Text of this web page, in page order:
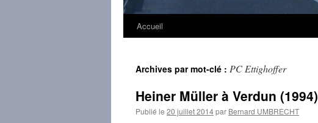
Accueil
Archives par mot-clé : PC Ettighoffer
Heiner Müller à Verdun (1994)
Publié le 20 juillet 2014par Bernard UMBRECHT